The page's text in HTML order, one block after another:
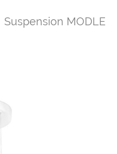
Suspension MODLE